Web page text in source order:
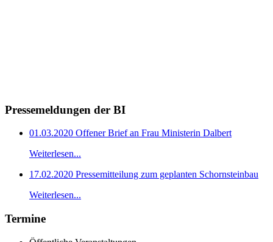
Pressemeldungen der BI
01.03.2020 Offener Brief an Frau Ministerin Dalbert
Weiterlesen...
17.02.2020 Pressemitteilung zum geplanten Schornsteinbau
Weiterlesen...
Termine